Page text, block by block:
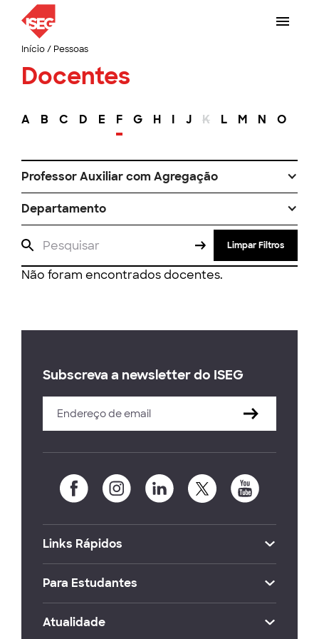
Início/ Pessoas
Docentes
A B C D E F G H I J K L M N O
Professor Auxiliar com Agregação
Departamento
Limpar Filtros
Não foram encontrados docentes.
Subscreva a newsletter do ISEG
Links Rápidos
Para Estudantes
Atualidade